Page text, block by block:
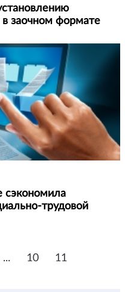
в заочном формате
сэкономила
трудовой
... 10 11